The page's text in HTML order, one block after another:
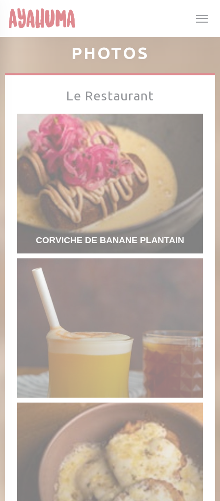
PHOTOS
Le Restaurant
CORVICHE DE BANANE PLANTAIN